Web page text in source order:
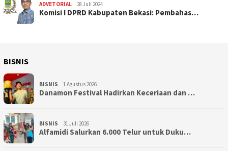
ADVETORIAL 28 Juli 2024
Komisi I DPRD Kabupaten Bekasi: Pembahas…
BISNIS
BISNIS 1 Agustus 2026
Danamon Festival Hadirkan Keceriaan dan …
BISNIS 31 Juli 2026
Alfamidi Salurkan 6.000 Telur untuk Duku…